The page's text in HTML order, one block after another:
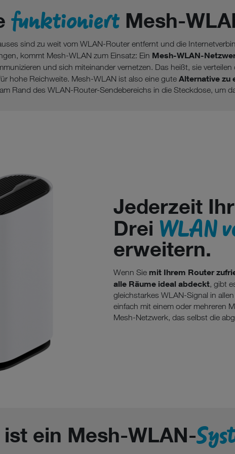
funktioniert Mesh-
sind zu weit vom WLAN-Router entfernt und die
kommt Mesh-WLAN zum Einsatz: Ein Mesh-WLAN-
und sich miteinander vernetzen. Das heißt, sie
hohe Reichweite. Mesh-WLAN ist also eine gute Alternative zu
Rand des WLAN-Router-Sendebereichs in die Steckdose, um
Jederzeit
Drei WLAN
erweitern.
Wenn Sie mit Ihrem Router
alle Räume ideal abdeckt, gibt
gleichstarkes WLAN-Signal in
einfach mit einem oder mehreren
Mesh-Netzwerk, das selbst die
ist ein Mesh-WLAN-